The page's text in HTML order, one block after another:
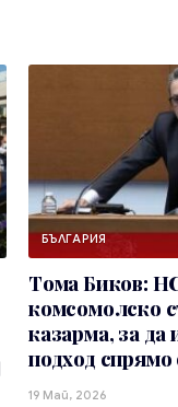
БЪЛГАРИЯ
Тома Биков:
комсомолско
казарма, за да
подход
19 Май, 2026